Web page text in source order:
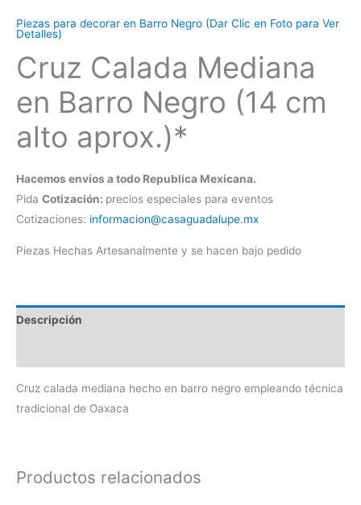
Piezas para decorar en Barro Negro (Dar Clic en Foto para Ver
Detalles)
Cruz Calada Mediana
en Barro Negro (14 cm
alto aprox.)*
Hacemos envíos a todo Republica Mexicana.
Pida Cotización: precios especiales para eventos
Cotizaciones: informacion@casaguadalupe.mx
Piezas Hechas Artesanalmente y se hacen bajo pedido
Descripción
Cruz calada mediana hecho en barro negro empleando técnica
tradicional de Oaxaca
Productos relacionados